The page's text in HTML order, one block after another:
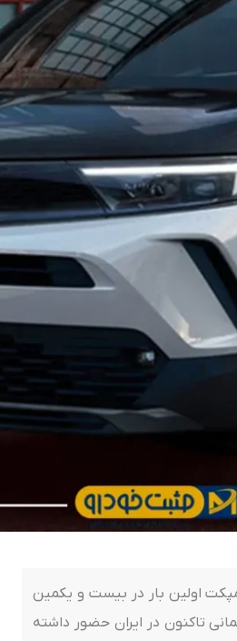
اولین بار در بیست و یکمین
تاکنون در ایران حضور داشته